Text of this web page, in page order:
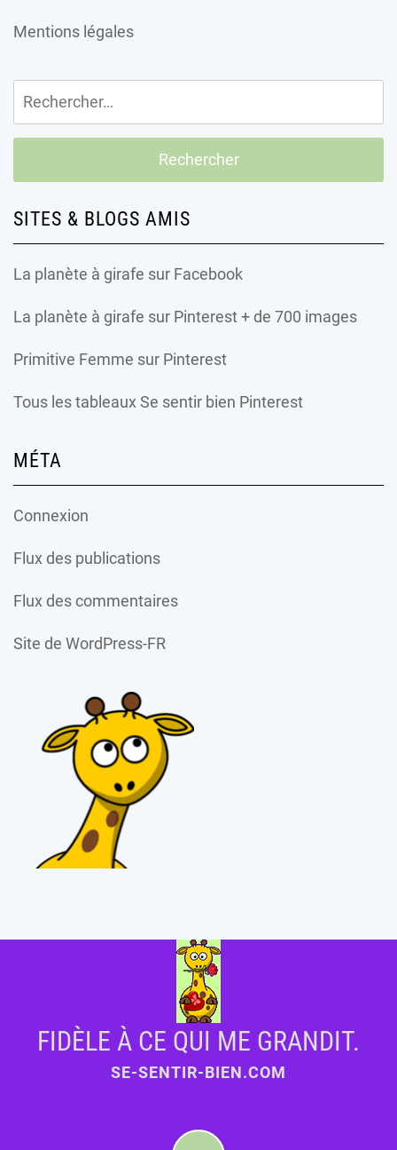
Mentions légales
Rechercher :
SITES & BLOGS AMIS
La planète à girafe sur Facebook
La planète à girafe sur Pinterest + de 700 images
Primitive Femme sur Pinterest
Tous les tableaux Se sentir bien Pinterest
MÉTA
Connexion
Flux des publications
Flux des commentaires
Site de WordPress-FR
FIDÈLE À CE QUI ME GRANDIT.
SE-SENTIR-BIEN.COM